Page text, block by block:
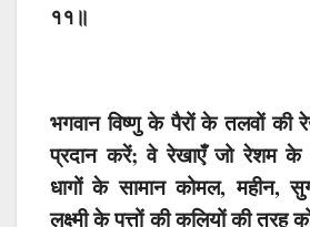
११॥
भगवान विष्णु के पैरों के तलवों की
प्रदान करें; वे रेखाएँ जो रेशम
धागों के सामान कोमल, महीन,
लक्ष्मी के पत्तों की कलियों की